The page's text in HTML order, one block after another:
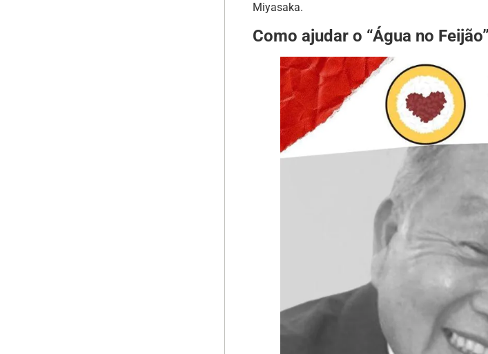
Miyasaka.
Como ajudar o “Água no Feijão”